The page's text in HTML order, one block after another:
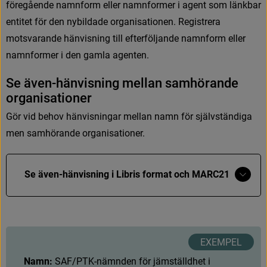
föregående namnform eller namnformer i agent som länkbar
entitet för den nybildade organisationen. Registrera
motsvarande hänvisning till efterföljande namnform eller
namnformer i den gamla agenten.
Se även-hänvisning me an sam hörande
organisationer
Gör vid behov hänvisningar mellan namn för självständiga
men samhörande organisationer.
Se även-hänvisning i Libris format och MARC21 Visa
mer
Namn: SAF/PTK-nämnden för jämställdhet i